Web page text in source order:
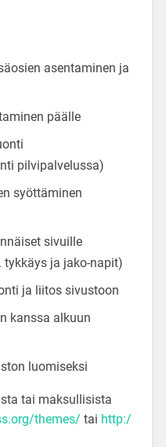
asentaminen ja
päälle
pilvipalvelussa)
syöttäminen
sivuille
tykkäys ja jako-napit)
ja liitos sivustoon
kanssa alkuun
luomiseksi
tai maksullisista
themes/ tai http:/